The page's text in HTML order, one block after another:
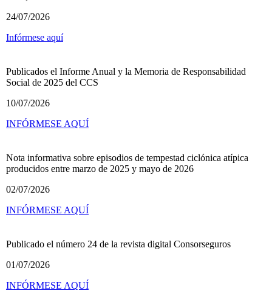
24/07/2026
Infórmese aquí
Publicados el Informe Anual y la Memoria de Responsabilidad
Social de 2025 del CCS
10/07/2026
INFÓRMESE AQUÍ
Nota informativa sobre episodios de tempestad ciclónica atípica
producidos entre marzo de 2025 y mayo de 2026
02/07/2026
INFÓRMESE AQUÍ
Publicado el número 24 de la revista digital Consorseguros
01/07/2026
INFÓRMESE AQUÍ